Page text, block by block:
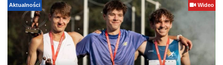
Aktualności Wideo